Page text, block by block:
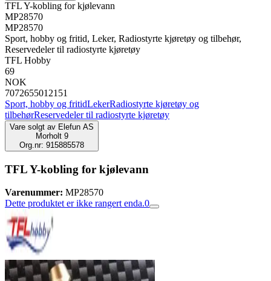
TFL Y-kobling for kjølevann
MP28570
MP28570
Sport, hobby og fritid, Leker, Radiostyrte kjøretøy og tilbehør,
Reservedeler til radiostyrte kjøretøy
TFL Hobby
69
NOK
7072655012151
Sport, hobby og fritidLekerRadiostyrte kjøretøy og
tilbehørReservedeler til radiostyrte kjøretøy
Vare solgt av Elefun AS
Morholt 9
Org.nr: 915885578
TFL Y-kobling for kjølevann
Varenummer: MP28570
Dette produktet er ikke rangert enda.0